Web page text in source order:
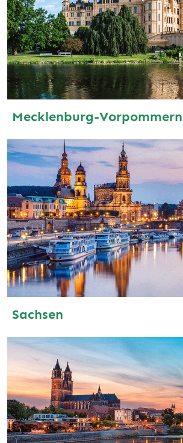
Mecklenburg-Vorpommern
Sachsen